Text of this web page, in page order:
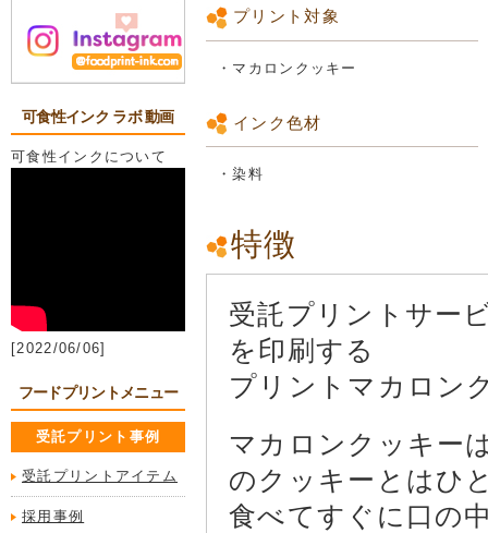
可食性インク ラボ 動画
可食性インクについて
[2022/06/06]
フードプリントメニュー
受託プリント事例
受託プリントアイテム
採用事例
プリント対象
・マカロンクッキー
インク色材
・染料
特徴
受託プリントサー
を印刷する
プリントマカロン
マカロンクッキー
のクッキーとはひ
食べてすぐに口の